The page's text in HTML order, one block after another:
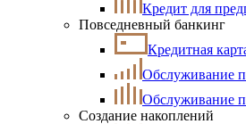
Кредит для
Повседневный банкинг
Кредитная
Обслуживание
Обслуживание
Создание накоплений